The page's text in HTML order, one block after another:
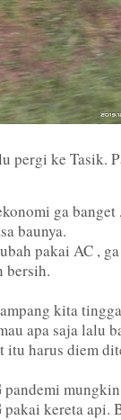
pergi ke Tasik.
ga banget
baunya.
pakai AC ,
bersih.
kita
apa saja lalu
itu harus diem
pandemi
pakai kereta api.